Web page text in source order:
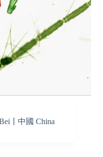
〡中國 China